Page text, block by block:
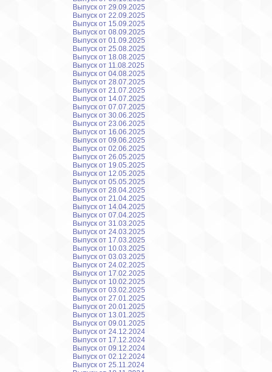
Выпуск от 29.09.2025
Выпуск от 22.09.2025
Выпуск от 15.09.2025
Выпуск от 08.09.2025
Выпуск от 01.09.2025
Выпуск от 25.08.2025
Выпуск от 18.08.2025
Выпуск от 11.08.2025
Выпуск от 04.08.2025
Выпуск от 28.07.2025
Выпуск от 21.07.2025
Выпуск от 14.07.2025
Выпуск от 07.07.2025
Выпуск от 30.06.2025
Выпуск от 23.06.2025
Выпуск от 16.06.2025
Выпуск от 09.06.2025
Выпуск от 02.06.2025
Выпуск от 26.05.2025
Выпуск от 19.05.2025
Выпуск от 12.05.2025
Выпуск от 05.05.2025
Выпуск от 28.04.2025
Выпуск от 21.04.2025
Выпуск от 14.04.2025
Выпуск от 07.04.2025
Выпуск от 31.03.2025
Выпуск от 24.03.2025
Выпуск от 17.03.2025
Выпуск от 10.03.2025
Выпуск от 03.03.2025
Выпуск от 24.02.2025
Выпуск от 17.02.2025
Выпуск от 10.02.2025
Выпуск от 03.02.2025
Выпуск от 27.01.2025
Выпуск от 20.01.2025
Выпуск от 13.01.2025
Выпуск от 09.01.2025
Выпуск от 24.12.2024
Выпуск от 17.12.2024
Выпуск от 09.12.2024
Выпуск от 02.12.2024
Выпуск от 25.11.2024